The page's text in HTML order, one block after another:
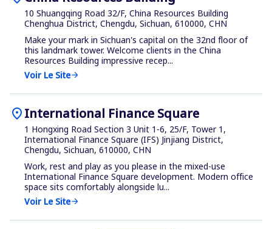
10 Shuangqing Road 32/F, China Resources Building
Chenghua District, Chengdu, Sichuan, 610000, CHN
Make your mark in Sichuan's capital on the 32nd floor of
this landmark tower. Welcome clients in the China
Resources Building impressive recep...
Voir Le Sitearrow_forward
location_onInternational Finance Square
1 Hongxing Road Section 3 Unit 1-6, 25/F, Tower 1,
International Finance Square (IFS) Jinjiang District,
Chengdu, Sichuan, 610000, CHN
Work, rest and play as you please in the mixed-use
International Finance Square development. Modern office
space sits comfortably alongside lu...
Voir Le Sitearrow_forward